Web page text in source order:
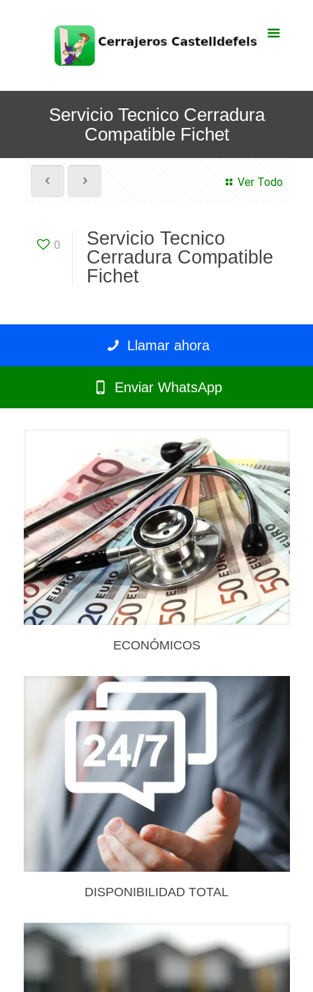
Servicio Tecnico Cerradura
Compatible Fichet
Ver Todo
0
Servicio Tecnico
Cerradura Compatible
Fichet
Llamar ahora
Enviar WhatsApp
ECONÓMICOS
DISPONIBILIDAD TOTAL